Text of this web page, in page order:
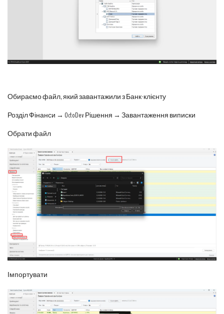
Обираємо файл, який завантажили з Банк-клієнту
Розділ Фінанси → OctoDev Рішення → Завантаження виписки
Обрати файл
Імпортувати